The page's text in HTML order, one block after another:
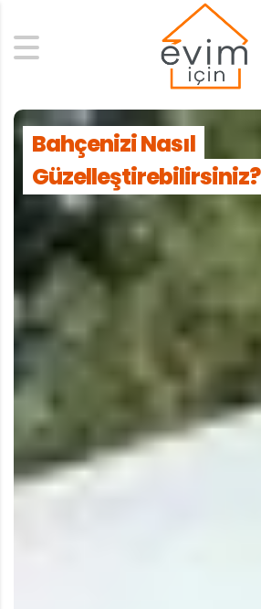
Search
Bahçenizi Nasıl
Güzelleştirebilirsiniz?